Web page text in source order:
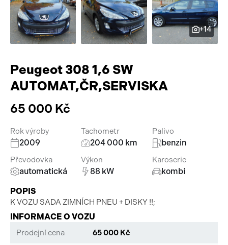
Pracovní stroje
Náhradní díly
Auto a život
Videa
+14
Peugeot 308 1,6 SW
AUTOMAT,ČR,SERVISKA
65 000 Kč
Rok výroby
2009
Tachometr
204 000 km
Palivo
benzin
Převodovka
automatická
Výkon
88 kW
Karoserie
kombi
POPIS
K VOZU SADA ZIMNÍCH PNEU + DISKY !!;
INFORMACE O VOZU
Prodejní cena 65 000 Kč